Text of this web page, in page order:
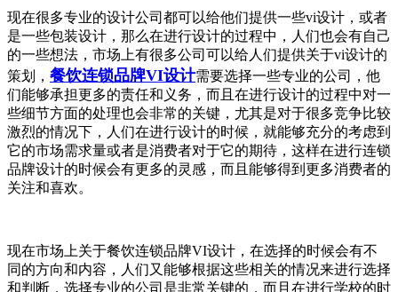
现在很多专业的设计公司都可以给他们提供一些vi设计，或者
是一些包装设计，那么在进行设计的过程中，人们也会有自己
的一些想法，市场上有很多公司可以给人们提供关于vi设计的
策划， 餐饮连锁品牌VI设计需要选择一些专业的公司，他
们能够承担更多的责任和义务，而且在进行设计的过程中对一
些细节方面的处理也会非常的关键，尤其是对于很多竞争比较
激烈的情况下，人们在进行设计的时候，就能够充分的考虑到
它的市场需求量或者是消费者对于它的期待，这样在进行连锁
品牌设计的时候会有更多的灵感，而且能够得到更多消费者的
关注和喜欢。
现在市场上关于餐饮连锁品牌VI设计，在选择的时候会有不
同的方向和内容，人们又能够根据这些相关的情况来进行选择
和判断，选择专业的公司是非常关键的，而且在进行学校的时